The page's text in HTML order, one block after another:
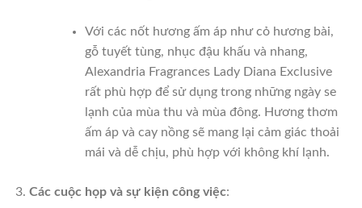
Với các nốt hương ấm áp như cỏ hương bài,
gỗ tuyết tùng, nhục đậu khấu và nhang,
Alexandria Fragrances Lady Diana Exclusive
rất phù hợp để sử dụng trong những ngày se
lạnh của mùa thu và mùa đông. Hương thơm
ấm áp và cay nồng sẽ mang lại cảm giác thoải
mái và dễ chịu, phù hợp với không khí lạnh.
Các cuộc họp và sự kiện công việc: